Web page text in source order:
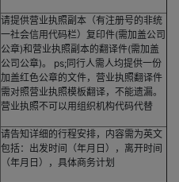
请提供营业执照副本（有注册号的非统
一社会信用代码栏）复印件(需加盖公司
公章)和营业执照副本的翻译件(需加盖
公司公章)。 ps;同行人需人均提供一份
加盖红色公章的文件，营业执照翻译件
需对照营业执照模板翻译，不能遗漏。
营业执照不可以用组织机构代码代替
请告知详细的行程安排，内容需为英文
包括：出发时间（年月日），离开时间
（年月日），具体商务计划